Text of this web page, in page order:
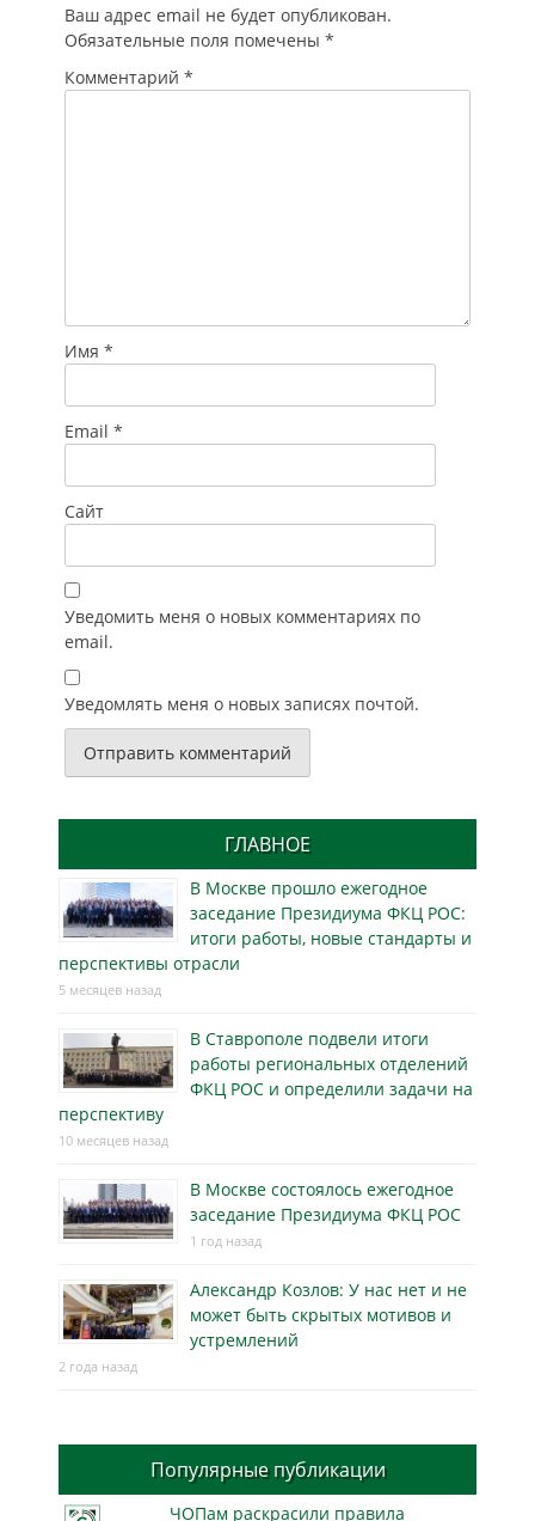
Ваш адрес email не будет опубликован.
Обязательные поля помечены *
Комментарий *
Имя *
Email *
Сайт
Уведомить меня о новых комментариях по
email.
Уведомлять меня о новых записях почтой.
ГЛАВНОЕ
В Москве прошло ежегодное
заседание Президиума ФКЦ РОС:
итоги работы, новые стандарты и
перспективы отрасли
5 месяцев назад
В Ставрополе подвели итоги
работы региональных отделений
ФКЦ РОС и определили задачи на
перспективу
10 месяцев назад
В Москве состоялось ежегодное
заседание Президиума ФКЦ РОС
1 год назад
Александр Козлов: У нас нет и не
может быть скрытых мотивов и
устремлений
2 года назад
Популярные публикации
ЧОПам раскрасили правила